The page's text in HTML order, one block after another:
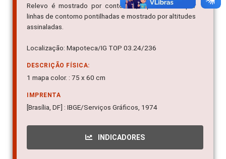
Relevo é mostrado por contornos, representado por
linhas de contorno pontilhadas e mostrado por altitudes
assinaladas.
Localização: Mapoteca/IG TOP 03.24/236
DESCRIÇÃO FÍSICA:
1 mapa color. : 75 x 60 cm
IMPRENTA
[Brasília, DF] : IBGE/Serviços Gráficos, 1974
INDICADORES